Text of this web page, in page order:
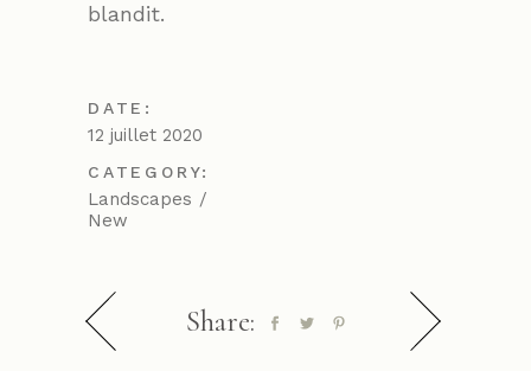
blandit.
DATE:
12 juillet 2020
CATEGORY:
Landscapes
New
Share: